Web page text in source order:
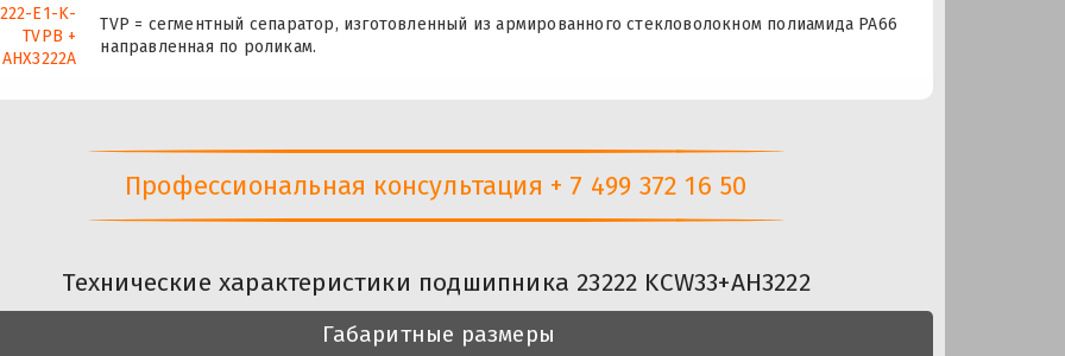
E1-K-
TVPB +
AHX3222A
TVP = сегментный сепаратор, изготовленный из армированного стекловолокном полиамида PA66
направленная по роликам.
Профессиональная консультация + 7 499 372 16 50
Технические характеристики подшипника 23222 KCW33+AH3222
Габаритные размеры